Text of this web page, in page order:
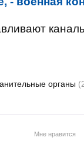
органы
Мне нравится